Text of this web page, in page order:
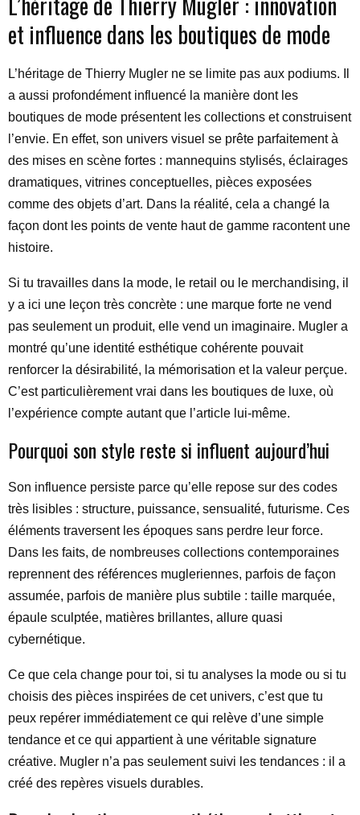
et influence dans les boutiques de mode
L’héritage de Thierry Mugler ne se limite pas aux podiums. Il
a aussi profondément influencé la manière dont les
boutiques de mode présentent les collections et construisent
l’envie. En effet, son univers visuel se prête parfaitement à
des mises en scène fortes : mannequins stylisés, éclairages
dramatiques, vitrines conceptuelles, pièces exposées
comme des objets d’art. Dans la réalité, cela a changé la
façon dont les points de vente haut de gamme racontent une
histoire.
Si tu travailles dans la mode, le retail ou le merchandising, il
y a ici une leçon très concrète : une marque forte ne vend
pas seulement un produit, elle vend un imaginaire. Mugler a
montré qu’une identité esthétique cohérente pouvait
renforcer la désirabilité, la mémorisation et la valeur perçue.
C’est particulièrement vrai dans les boutiques de luxe, où
l’expérience compte autant que l’article lui-même.
Pourquoi son style reste si influent aujourd’hui
Son influence persiste parce qu’elle repose sur des codes
très lisibles : structure, puissance, sensualité, futurisme. Ces
éléments traversent les époques sans perdre leur force.
Dans les faits, de nombreuses collections contemporaines
reprennent des références mugleriennes, parfois de façon
assumée, parfois de manière plus subtile : taille marquée,
épaule sculptée, matières brillantes, allure quasi
cybernétique.
Ce que cela change pour toi, si tu analyses la mode ou si tu
choisis des pièces inspirées de cet univers, c’est que tu
peux repérer immédiatement ce qui relève d’une simple
tendance et ce qui appartient à une véritable signature
créative. Mugler n’a pas seulement suivi les tendances : il a
créé des repères visuels durables.